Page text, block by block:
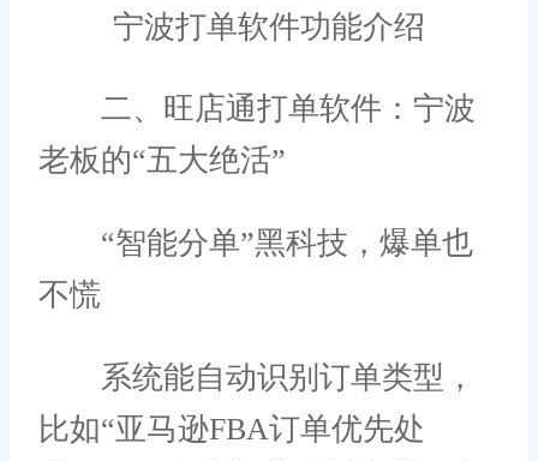
宁波打单软件功能介绍
二、旺店通打单软件：宁波
老板的“五大绝活”
“智能分单”黑科技，爆单也
不慌
系统能自动识别订单类型，
比如“亚马逊FBA订单优先处